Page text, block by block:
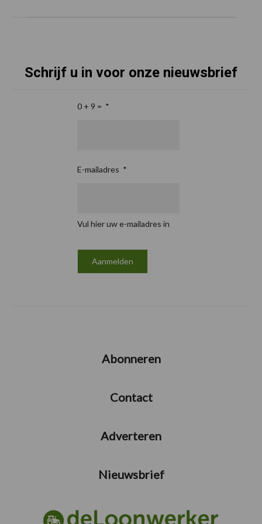
Schrijf u in voor onze nieuwsbrief
0 + 9 = *
E-mailadres *
Vul hier uw e-mailadres in
Abonneren
Contact
Adverteren
Nieuwsbrief